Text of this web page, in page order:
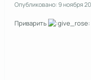
Опубликовано:9 ноября
Приварить